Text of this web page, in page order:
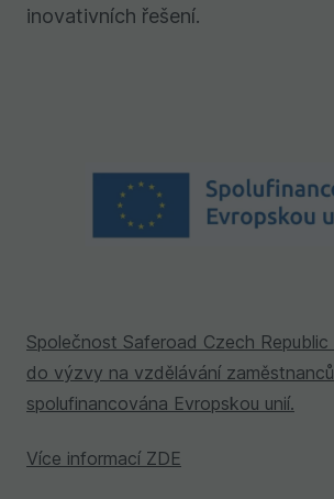
inovativních řešení.
Společnost Saferoad Czech Republic
do výzvy na vzdělávání
spolufinancována Evropskou unií.
Více informací ZDE